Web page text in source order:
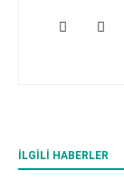
İLGILI HABERLER